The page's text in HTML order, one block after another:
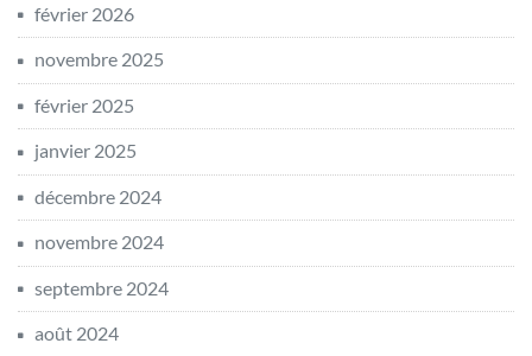
février 2026
novembre 2025
février 2025
janvier 2025
décembre 2024
novembre 2024
septembre 2024
août 2024